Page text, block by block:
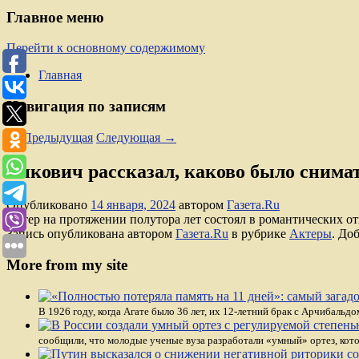
Главное меню
Перейти к основному содержимому
Главная
Навигация по записям
←Предыдущая Следующая →
Бикович рассказал, каково было
Опубликовано 14 января, 2024 автором Газета.Ru
Актер на протяжении полутора лет состоял в романтических
Запись опубликована автором Газета.Ru в рубрике Актеры.
More from my site
В 1926 году, когда Агате было 36 лет, их 12-летний брак с
сообщили, что молодые ученые вуза разработали «умный» ортез,